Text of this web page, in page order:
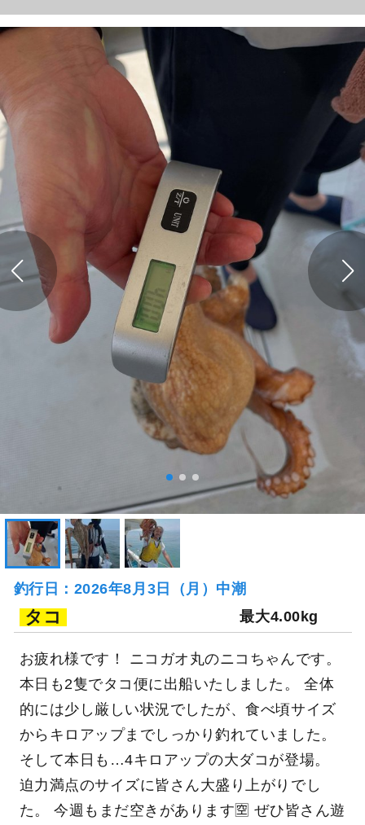
釣行日：2026年8月3日（月）中潮
タコ 最大4.00kg
お疲れ様です！ ニコガオ丸のニコちゃんです。
本日も2隻でタコ便に出船いたしました。 全体
的には少し厳しい状況でしたが、食べ頃サイズ
からキロアップまでしっかり釣れていました。
そして本日も…4キロアップの大ダコが登場。
迫力満点のサイズに皆さん大盛り上がりでし
た。 今週もまだ空きがあります🈳 ぜひ皆さん遊